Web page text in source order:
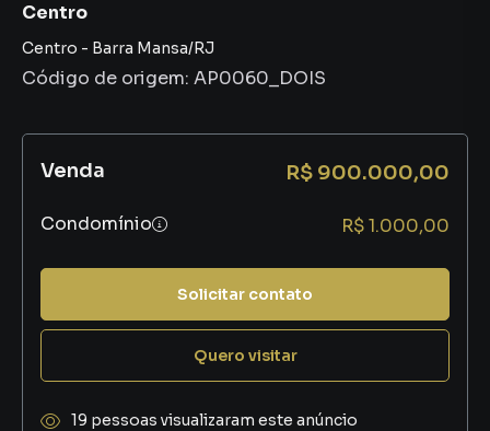
Centro
Centro - Barra Mansa/RJ
Código de origem: AP0060_DOIS
Venda R$ 900.000,00
Condomínio R$ 1.000,00
Solicitar contato
Quero visitar
19 pessoas visualizaram este anúncio